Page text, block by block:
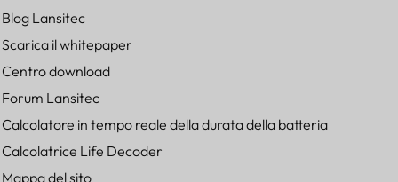
Blog Lansitec
Scarica il whitepaper
Centro download
Forum Lansitec
Calcolatore in tempo reale della durata della batteria
Calcolatrice Life Decoder
Mappa del sito